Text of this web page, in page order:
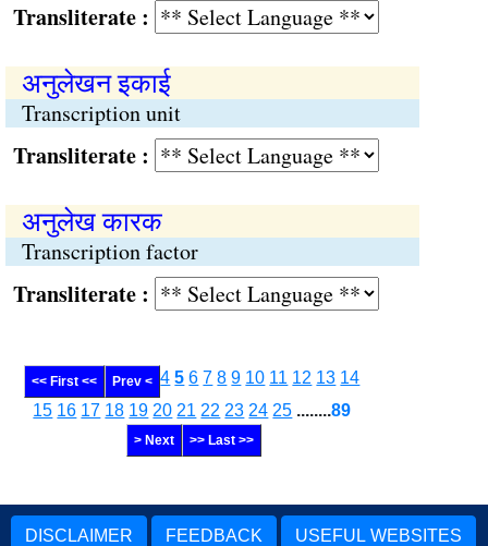
:
अनुलेखन इकाई
Transcription unit
:
अनुलेख कारक
Transcription factor
:
<< First << Prev < 4 5 6 7 8 9 10 11 12 13 14
15 16 17 18 19 20 21 22 23 24 25 ........89
> Next >> Last >>
DISCLAIMER FEEDBACK USEFUL WEBSITES